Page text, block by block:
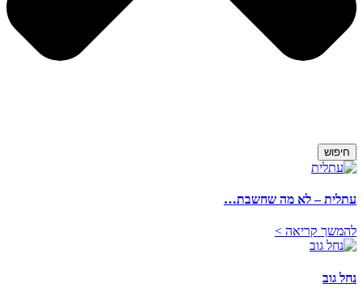
חיפוש
עתלית – לא מה שחשבת…
להמשך קריאה >
נחל גוב